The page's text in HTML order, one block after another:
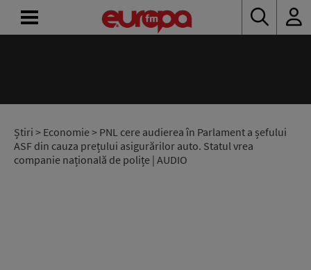
Știri > Economie> PNL cere audierea în Parlament a șefului
ASF din cauza prețului asigurărilor auto. Statul vrea
companie națională de polițe | AUDIO
RADIO
CONCURSURI